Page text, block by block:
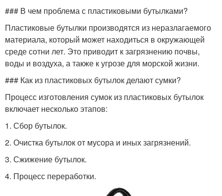
### В чем проблема с пластиковыми бутылками?
Пластиковые бутылки производятся из неразлагаемого
материала, который может находиться в окружающей
среде сотни лет. Это приводит к загрязнению почвы,
воды и воздуха, а также к угрозе для морской жизни.
### Как из пластиковых бутылок делают сумки?
Процесс изготовления сумок из пластиковых бутылок
включает несколько этапов:
1. Сбор бутылок.
2. Очистка бутылок от мусора и иных загрязнений.
3. Сжижение бутылок.
4. Процесс переработки.